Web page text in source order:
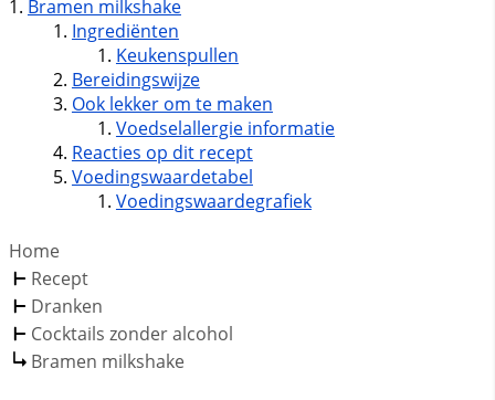
Bramen milkshake
Ingrediënten
Keukenspullen
Bereidingswijze
Ook lekker om te maken
Voedselallergie informatie
Reacties op dit recept
Voedingswaardetabel
Voedingswaardegrafiek
Home
Recept
Dranken
Cocktails zonder alcohol
Bramen milkshake